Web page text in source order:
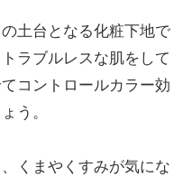
土台となる化粧下地で
ラブルレスな肌をして
コントロールカラー効
う。
くまやくすみが気にな